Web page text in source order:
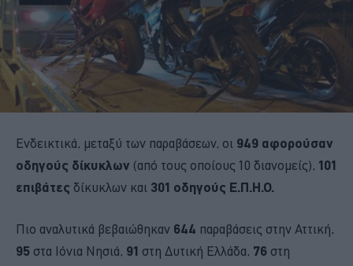
Ενδεικτικά, μεταξύ των παραβάσεων, οι 949 αφορούσαν
οδηγούς δίκυκλων (από τους οποίους 10 διανομείς), 101
επιβάτες δίκυκλων και 301 οδηγούς Ε.Π.Η.Ο.
Πιο αναλυτικά βεβαιώθηκαν 644 παραβάσεις στην Αττική,
95 στα Ιόνια Νησιά, 91 στη Δυτική Ελλάδα, 76 στη